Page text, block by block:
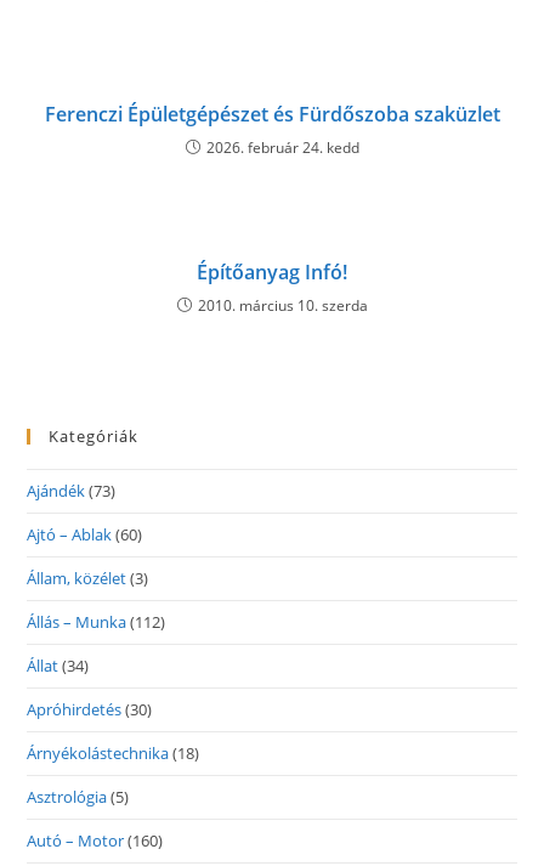
Ferenczi Épületgépészet és Fürdőszoba szaküzlet
2026. február 24. kedd
Építőanyag Infó!
2010. március 10. szerda
Kategóriák
Ajándék(73)
Ajtó – Ablak(60)
Állam, közélet(3)
Állás – Munka(112)
Állat(34)
Apróhirdetés(30)
Árnyékolástechnika(18)
Asztrológia(5)
Autó – Motor(160)